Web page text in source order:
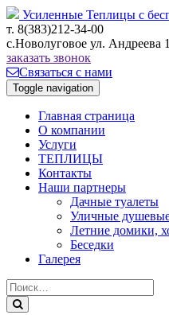
Усиленные Теплицы с
т. 8(383)212-34-00
с.Новолуговое ул. Андреева
заказать звонок
Связаться с нами
Toggle navigation
Главная страница
О компании
Услуги
ТЕПЛИЦЫ
Контакты
Наши партнеры
Дачные туалеты
Уличные
Летние домики,
Беседки
Галерея